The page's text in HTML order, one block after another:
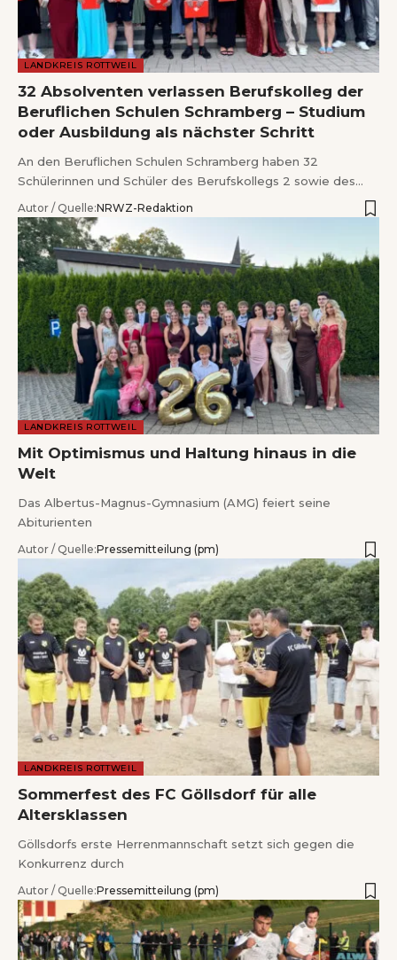
LANDKREIS ROTTWEIL
32 Absolventen verlassen Berufskolleg der
Beruflichen Schulen Schramberg – Studium
oder Ausbildung als nächster Schritt
An den Beruflichen Schulen Schramberg haben 32
Schülerinnen und Schüler des Berufskollegs 2 sowie des…
Autor / Quelle:NRWZ-Redaktion
LANDKREIS ROTTWEIL
Mit Optimismus und Haltung hinaus in die
Welt
Das Albertus-Magnus-Gymnasium (AMG) feiert seine
Abiturienten
Autor / Quelle:Pressemitteilung (pm)
LANDKREIS ROTTWEIL
Sommerfest des FC Göllsdorf für alle
Altersklassen
Göllsdorfs erste Herrenmannschaft setzt sich gegen die
Konkurrenz durch
Autor / Quelle:Pressemitteilung (pm)